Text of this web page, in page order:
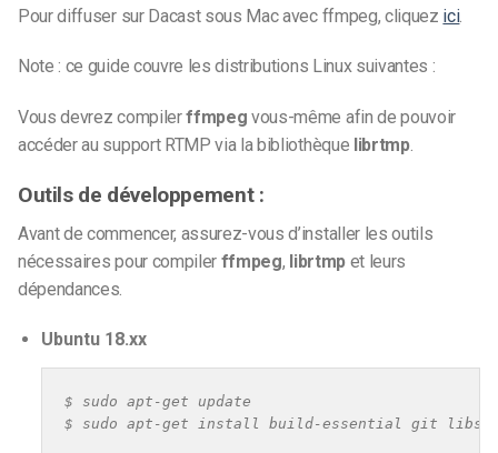
Pour diffuser sur Dacast sous Mac avec ffmpeg, cliquez ici.
Note : ce guide couvre les distributions Linux suivantes :
Vous devrez compilerffmpeg vous-même afin de pouvoir
accéder au support RTMP via la bibliothèque librtmp.
Outils de développement :
Avant de commencer, assurez-vous d’installer les outils
nécessaires pour compiler ffmpeg, librtmpet leurs
dépendances.
Ubuntu 18.xx
$ sudo apt-get update
$ sudo apt-get install build-essential git